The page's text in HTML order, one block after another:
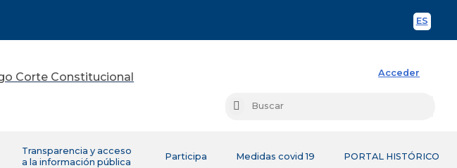
ES
Acceder
Buscar
Transparencia y acceso
a la información pública
Participa Medidas covid 19 PORTAL HISTÓRICO